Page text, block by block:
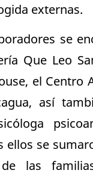
externas.
se
Que Leo
el Centro
así
ellos se
las